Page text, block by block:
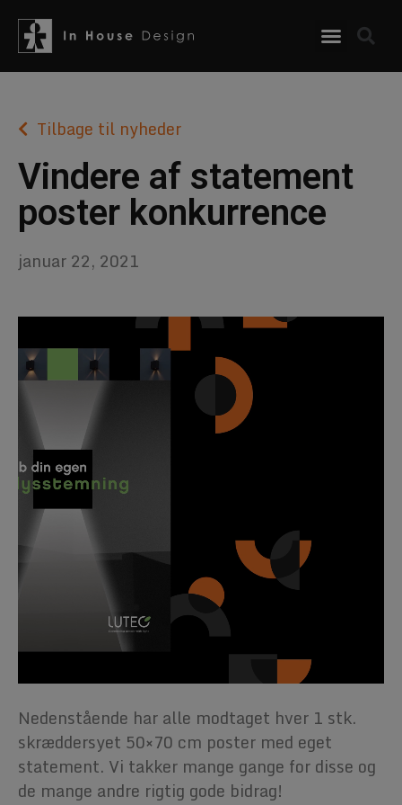
Tilbage til nyheder
Vindere af statement
poster konkurrence
januar 22, 2021
Nedenstående har alle modtaget hver 1 stk.
skræddersyet 50×70 cm poster med eget
statement. Vi takker mange gange for disse og
de mange andre rigtig gode bidrag!